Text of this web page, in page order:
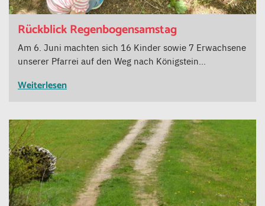
Rückblick Regenbogensamstag
Am 6. Juni machten sich 16 Kinder sowie 7 Erwachsene
unserer Pfarrei auf den Weg nach Königstein…
Weiterlesen